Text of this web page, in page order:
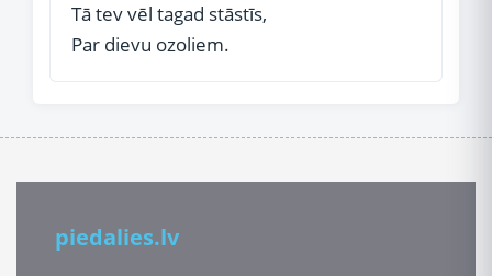
Tā tev vēl tagad stāstīs,
Par dievu ozoliem.
piedalies.lv